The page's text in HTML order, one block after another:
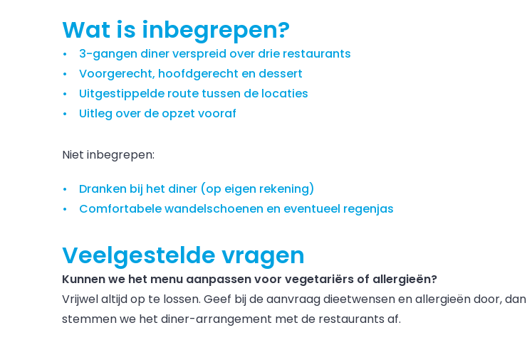
Wat is inbegrepen?
3-gangen diner verspreid over drie restaurants
Voorgerecht, hoofdgerecht en dessert
Uitgestippelde route tussen de locaties
Uitleg over de opzet vooraf
Niet inbegrepen:
Dranken bij het diner (op eigen rekening)
Comfortabele wandelschoenen en eventueel regenjas
Veelgestelde vragen
Kunnen we het menu aanpassen voor vegetariërs of allergieën?
Vrijwel altijd op te lossen. Geef bij de aanvraag dieetwensen en allergieën door, dan
stemmen we het diner-arrangement met de restaurants af.